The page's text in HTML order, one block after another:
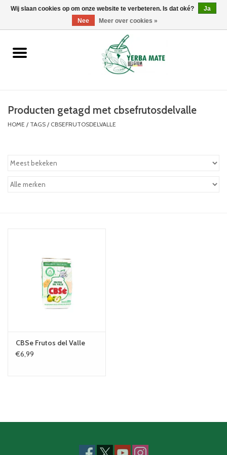
0 Artikelen - €0,00
Home
Producten
Merken
Producten getagd met cbsefrutosdelvalle
HOME / TAGS / CBSEFRUTOSDELVALLE
CBSe Frutos del Valle
€6,99
Wij slaan cookies op om onze website te verbeteren. Is dat oké?
Ja
Nee
Meer over cookies »